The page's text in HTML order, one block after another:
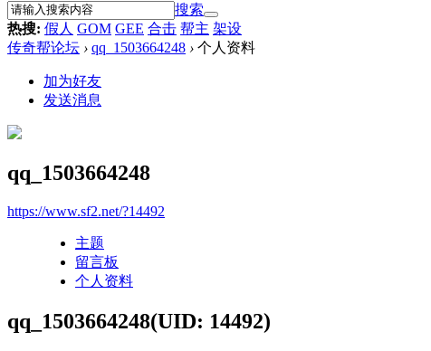
搜索
热搜: 假人 GOM GEE 合击 帮主 架设
传奇帮论坛 › qq_1503664248 › 个人资料
加为好友
发送消息
qq_1503664248
https://www.sf2.net/?14492
主题
留言板
个人资料
qq_1503664248(UID: 14492)